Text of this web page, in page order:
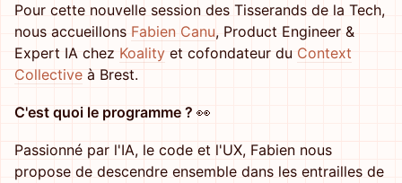
Pour cette nouvelle session des Tisserands de la Tech,
nous accueillons Fabien Canu, Product Engineer &
Expert IA chez Koality et cofondateur du Context
Collective à Brest.
C'est quoi le programme ? 👀
Passionné par l'IA, le code et l'UX, Fabien nous
propose de descendre ensemble dans les entrailles de